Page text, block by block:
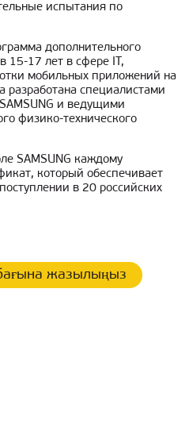
испытания по
дополнительного
15-17 лет в сфере IT,
мобильных приложений на
специалистами
и ведущими
физико-технического
SAMSUNG каждому
который обеспечивает
в 20 российских
жазылыңыз